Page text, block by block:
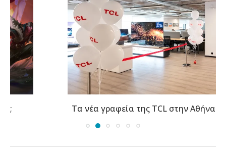
Τα νέα γραφεία της TCL στην Αθήνα φιλοξενούν...